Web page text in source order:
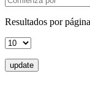
Resultados por
update